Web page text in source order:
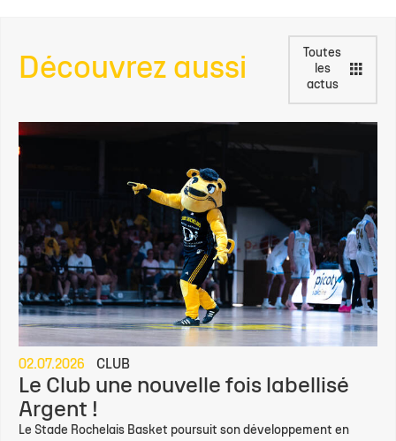
Découvrez aussi
Toutes
les
actus
02.07.2026 CLUB
Le Club une nouvelle fois labellisé
Argent !
Le Stade Rochelais Basket poursuit son développement en